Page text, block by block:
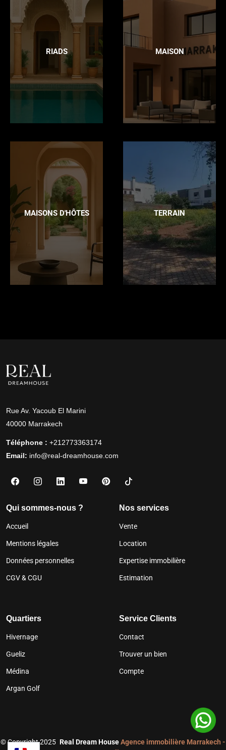
RIADS MAISON
MAISONS D'HÔTES TERRAIN
Rue Av. Yacoub El Marini
40000 Marrakech
Téléphone : +212773363174
Email: info@real-dreamhouse.com
Qui sommes-nous ?
Accueil
Mentions légales
Données personnelles
CGV & CGU
Nos services
Vente
Location
Expertise immobilière
Estimation
Quartiers
Hivernage
Gueliz
Médina
Argan Golf
Service Clients
Contact
Trouver un bien
Compte
©Copyright 2025 Real Dream HouseAgence immobilière Marrakech -